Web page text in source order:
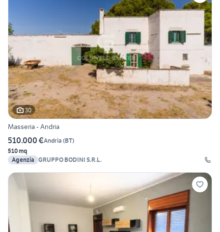
30
Masseria - Andria
510.000 €Andria (BT)
510 mq
Agenzia GRUPPO BODINI S.R.L.